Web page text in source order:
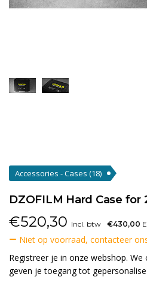
Accessories - Cases (18)
DZOFILM Hard Case for
€520,30 Incl. btw €430,00
Niet op voorraad, contacteer
Registreer je in onze webshop.
geven je toegang tot